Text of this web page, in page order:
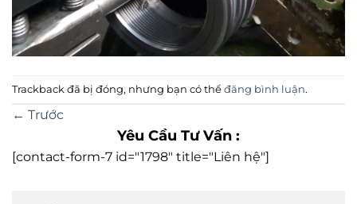
Trackback đã bị đóng, nhưng bạn có thể đăng bình luận.
← Trước
Yêu Cầu Tư Vấn :
[contact-form-7 id="1798" title="Liên hệ"]